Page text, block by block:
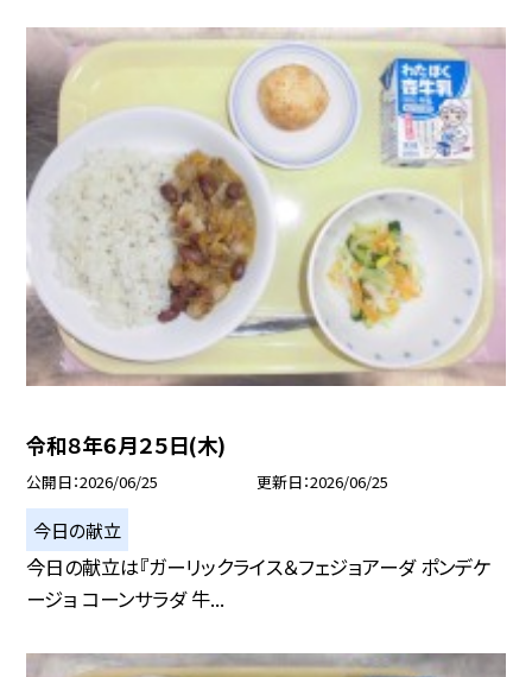
令和８年６月２５日(木)
公開日 2026/06/25 更新日 2026/06/25
今日の献立
今日の献立は『ガーリックライス＆フェジョアーダ ポンデケ
ージョ コーンサラダ 牛...